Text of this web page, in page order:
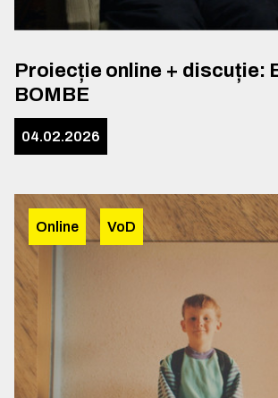
Proiecție online + discuție:
BOMBE
04.02.2026
Online VoD